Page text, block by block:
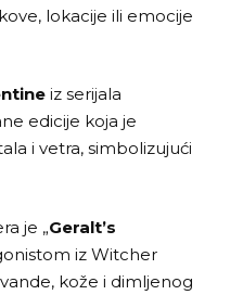
lokacije ili emocije
iz serijala
edicije koja je
i vetra, simbolizujući
je „Geralt’s
iz Witcher
kože i dimljenog